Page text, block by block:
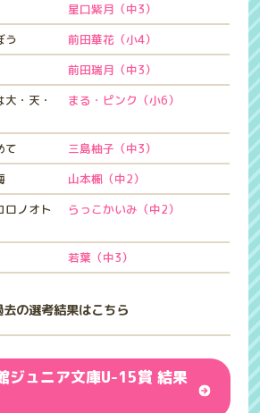
星口紫月（中3）
う
前田華花（小4）
前田瑞月（中3）
・天・
まる・ピンク（小6）
て
三島柚子（中3）
山本楓（中2）
ロノオト
らっこかいみ（中2）
若葉（中3）
去の選考結果はこちら
ジュニア文庫U-15賞 結果